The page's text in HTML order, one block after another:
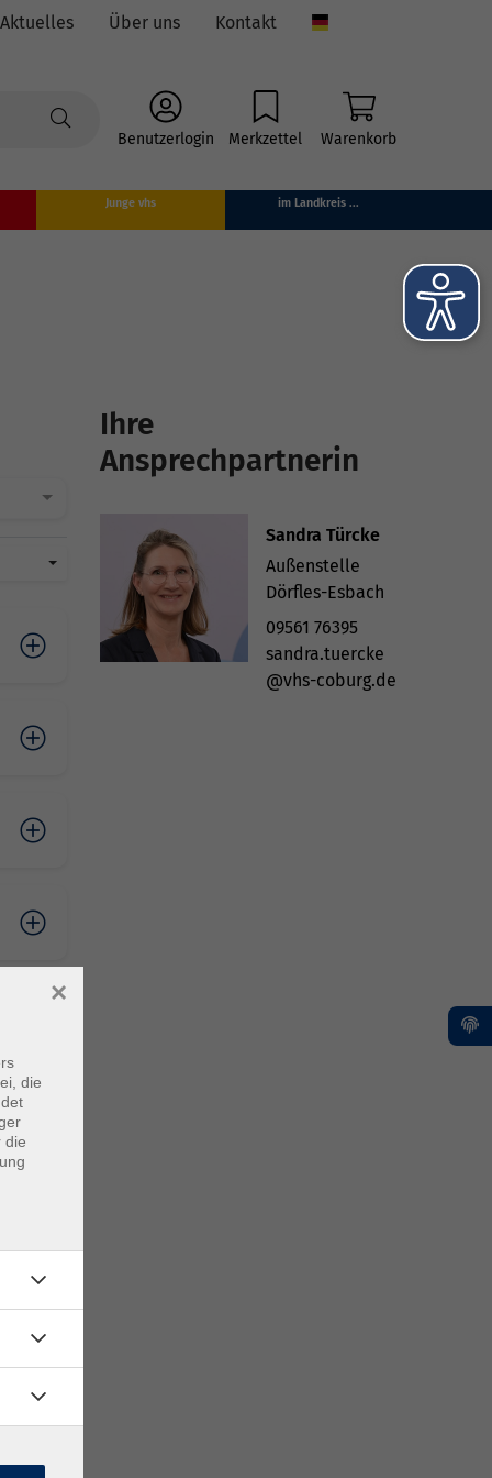
Aktuelles Über uns Kontakt
Benutzerlogin Merkzettel Warenkorb
Junge vhs im Landkreis ...
Ihre
Ansprechpartnerin
Sandra Türcke
Außenstelle
Dörfles-Esbach
09561 76395
sandra.tuercke
@vhs-coburg.de
die
die
×